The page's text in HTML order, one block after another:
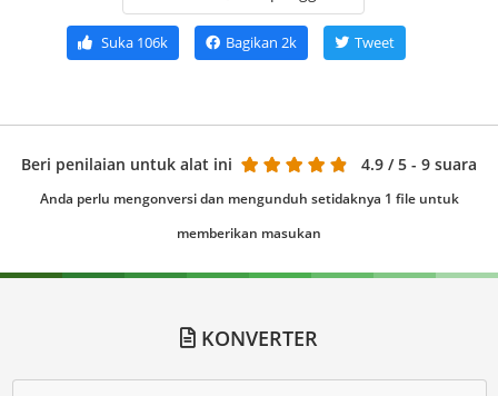
Suka106k Bagikan 2k Tweet
Beri penilaian untuk alat ini 4.9 / 5 - 9 suara
Anda perlu mengonversi dan mengunduh setidaknya 1 file untuk
memberikan masukan
KONVERTER